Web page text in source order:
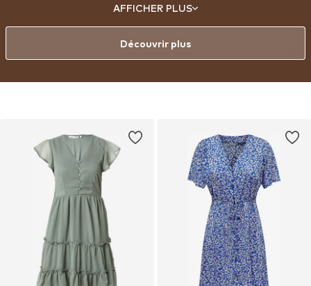
soutenant votre ventre rond.
AFFICHER PLUS
Découvrir plus